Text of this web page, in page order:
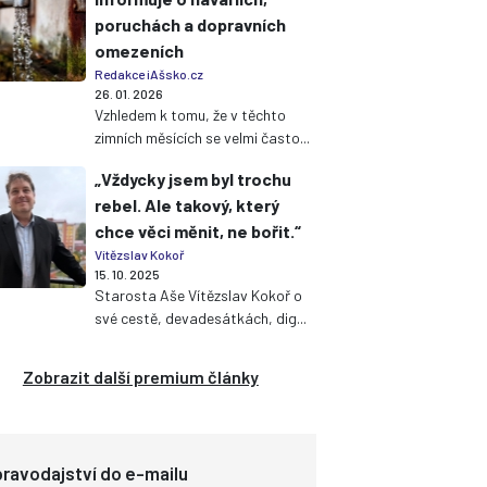
poruchách a dopravních
omezeních
Redakce iAšsko.cz
26. 01. 2026
Vzhledem k tomu, že v těchto
zimních měsících se velmi často...
„Vždycky jsem byl trochu
rebel. Ale takový, který
chce věci měnit, ne bořit.“
Vítězslav Kokoř
15. 10. 2025
Starosta Aše Vítězslav Kokoř o
své cestě, devadesátkách, dig...
Zobrazit další premium články
do e-mailu